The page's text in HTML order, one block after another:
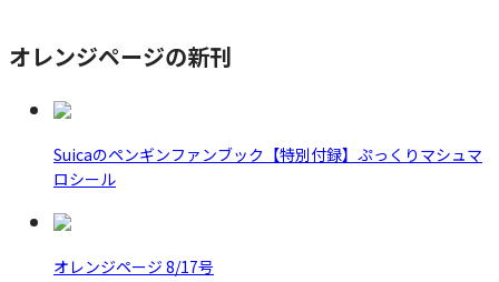
オレンジページの新刊
Suicaのペンギンファンブック【特別付録】ぷっくりマシュマ
ロシール
オレンジページ 8/17号